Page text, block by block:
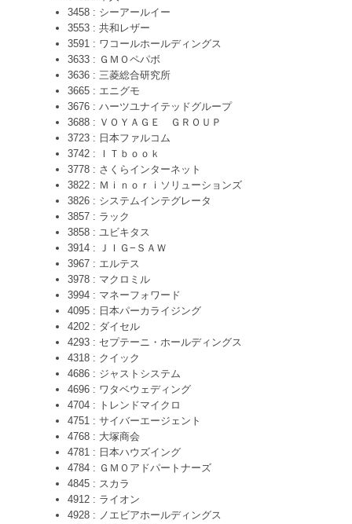
3458 : シーアールイー
3553 : 共和レザー
3591 : ワコールホールディングス
3633 : ＧＭＯペパボ
3636 : 三菱総合研究所
3665 : エニグモ
3676 : ハーツユナイテッドグループ
3688 : ＶＯＹＡＧＥ ＧＲＯＵＰ
3723 : 日本ファルコム
3742 : ＩＴｂｏｏｋ
3778 : さくらインターネット
3822 : Ｍｉｎｏｒｉソリューションズ
3826 : システムインテグレータ
3857 : ラック
3858 : ユビキタス
3914 : ＪＩＧ−ＳＡＷ
3967 : エルテス
3978 : マクロミル
3994 : マネーフォワード
4095 : 日本パーカライジング
4202 : ダイセル
4293 : セプテーニ・ホールディングス
4318 : クイック
4686 : ジャストシステム
4696 : ワタベウェディング
4704 : トレンドマイクロ
4751 : サイバーエージェント
4768 : 大塚商会
4781 : 日本ハウズイング
4784 : ＧＭＯアドパートナーズ
4845 : スカラ
4912 : ライオン
4928 : ノエビアホールディングス